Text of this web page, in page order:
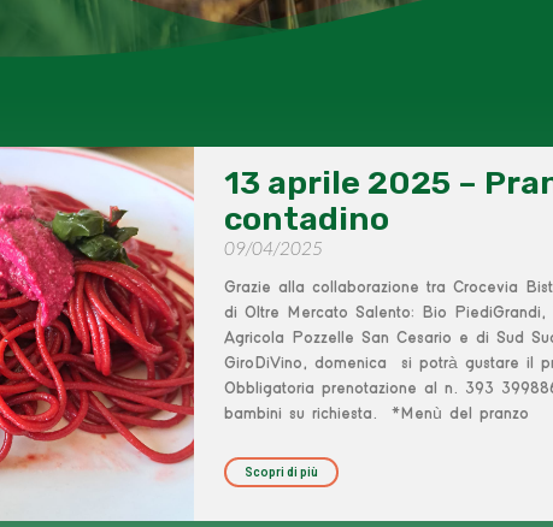
13 aprile 2025 –
contadino
09/04/2025
Grazie alla collaborazione tra Crocevia
di Oltre Mercato Salento: Bio PiediGrandi,
Agricola Pozzelle San Cesario e di Sud
GiroDiVino, domenica si potrà gustare il
Obbligatoria prenotazione al n. 393
bambini su richiesta. *Menù del pranzo
Scopri di più